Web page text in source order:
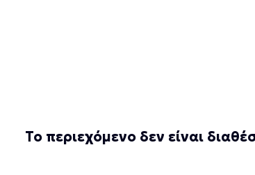
Το περιεχόμενο δεν είναι